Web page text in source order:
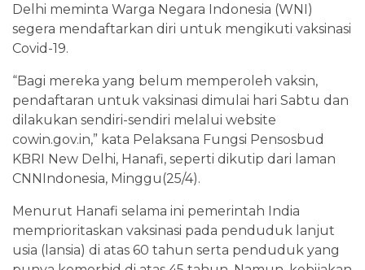
Delhi meminta Warga Negara Indonesia (WNI)
segera mendaftarkan diri untuk mengikuti vaksinasi
Covid-19.
“Bagi mereka yang belum memperoleh vaksin,
pendaftaran untuk vaksinasi dimulai hari Sabtu dan
dilakukan sendiri-sendiri melalui website
cowin.gov.in,” kata Pelaksana Fungsi Pensosbud
KBRI New Delhi, Hanafi, seperti dikutip dari laman
CNNIndonesia, Minggu(25/4).
Menurut Hanafi selama ini pemerintah India
memprioritaskan vaksinasi pada penduduk lanjut
usia (lansia) di atas 60 tahun serta penduduk yang